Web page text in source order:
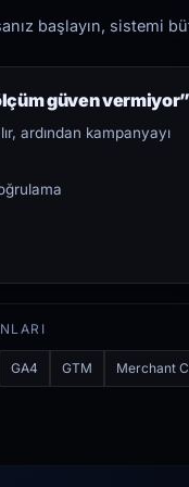
başlayın, sistemi
güven
ardından kampanyayı
GA4 GTM Merchant